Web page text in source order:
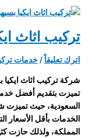
بخميس
مشيط
تركيب اثاث
اترك تعليقاً /خدمات
شركة تركيب اثاث
تميزت بتقديم أفضل
السعودية، حيث تميزت
الخدمات بأقل الأسعار
المملكة، ولذلك حازت